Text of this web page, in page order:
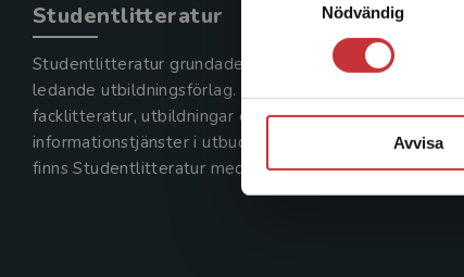
Nödvändig
Avvisa
Studentlitteratur
Studentlitteratur grundades 1963 och är idag Sveriges
ledande utbildningsförlag. Med läromedel, kurslitteratur,
facklitteratur, utbildningar och digitala
informationstjänster i utbudet,
finns Studentlitteratur med längs hela kunskapsresan.